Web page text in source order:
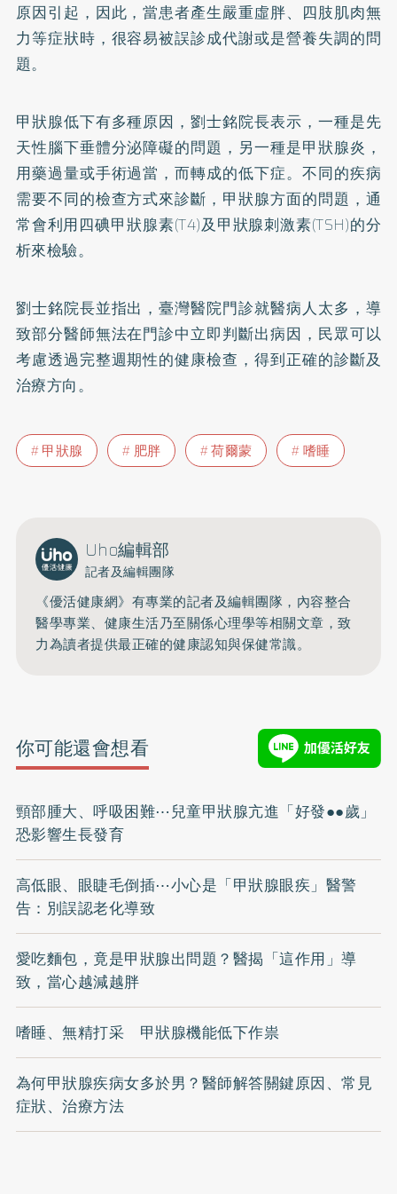
原因引起，因此，當患者產生嚴重虛胖、四肢肌肉無
力等症狀時，很容易被誤診成代謝或是營養失調的問
題。
甲狀腺低下有多種原因，劉士銘院長表示，一種是先
天性腦下垂體分泌障礙的問題，另一種是甲狀腺炎，
用藥過量或手術過當，而轉成的低下症。不同的疾病
需要不同的檢查方式來診斷，甲狀腺方面的問題，通
常會利用四碘甲狀腺素(T4)及甲狀腺刺激素(TSH)的分
析來檢驗。
劉士銘院長並指出，臺灣醫院門診就醫病人太多，導
致部分醫師無法在門診中立即判斷出病因，民眾可以
考慮透過完整週期性的健康檢查，得到正確的診斷及
治療方向。
甲狀腺 肥胖 荷爾蒙 嗜睡
Uho編輯部
記者及編輯團隊
《優活健康網》有專業的記者及編輯團隊，內容整合
醫學專業、健康生活乃至關係心理學等相關文章，致
力為讀者提供最正確的健康認知與保健常識。
你可能還會想看
頸部腫大、呼吸困難⋯兒童甲狀腺亢進「好發●●歲」
恐影響生長發育
高低眼、眼睫毛倒插⋯小心是「甲狀腺眼疾」醫警
告：別誤認老化導致
愛吃麵包，竟是甲狀腺出問題？醫揭「這作用」導
致，當心越減越胖
嗜睡、無精打采 甲狀腺機能低下作祟
為何甲狀腺疾病女多於男？醫師解答關鍵原因、常見
症狀、治療方法